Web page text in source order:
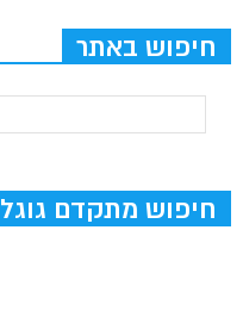
חיפוש באתר
חיפוש מתקדם גוגל